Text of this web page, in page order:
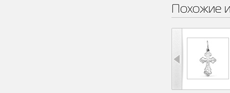
Похожие